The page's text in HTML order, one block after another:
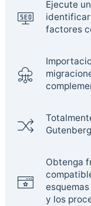
Ejecute
factores
Obtenga
y los